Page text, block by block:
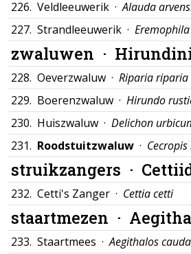
226. Veldleeuwerik ·Alauda
227. Strandleeuwerik ·
zwaluwen ·
228. Oeverzwaluw · Riparia riparia
229. Boerenzwaluw · Hirundo
230. Huiszwaluw · Delichon
231. Roodstuitzwaluw ·
struikzangers ·
232. Cetti's Zanger · Cettia cetti
staartmezen ·
233. Staartmees ·Aegithalos